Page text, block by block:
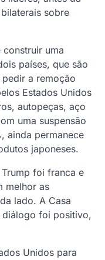
sobre
uma
países, que são
a remoção
Estados Unidos
autopeças, aço
uma suspensão
ainda permanece
japoneses.
foi franca e
melhor as
lado. A Casa
diálogo foi positivo,
Unidos para